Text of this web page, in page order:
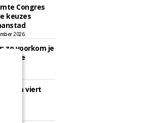
Congres
keuzes
2026
zo voorkom je
viert
2026